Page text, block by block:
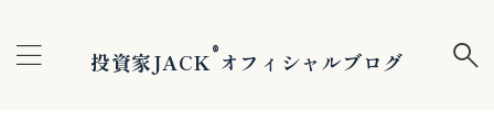
投資家JACK®オフィシャルブログ